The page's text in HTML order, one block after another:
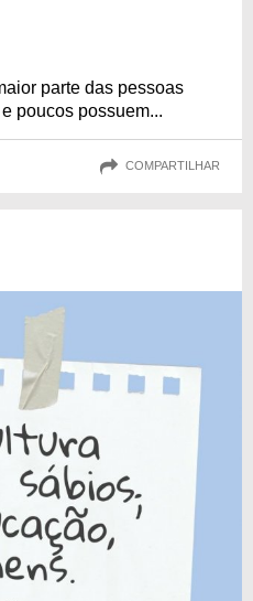
parte das pessoas
poucos possuem...
COMPARTILHAR